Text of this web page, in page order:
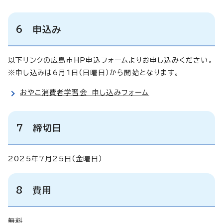
6 申込み
以下リンクの広島市HP申込フォームよりお申し込みください。
※申し込みは6月1日（日曜日）から開始となります。
おやこ消費者学習会 申し込みフォーム
7 締切日
2025年7月25日（金曜日）
8 費用
無料